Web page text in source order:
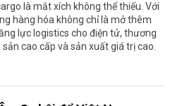
là mắt xích không thể thiếu. Với
hàng hóa không chỉ là mở thêm
lực logistics cho điện tử, thương
cao cấp và sản xuất giá trị cao.